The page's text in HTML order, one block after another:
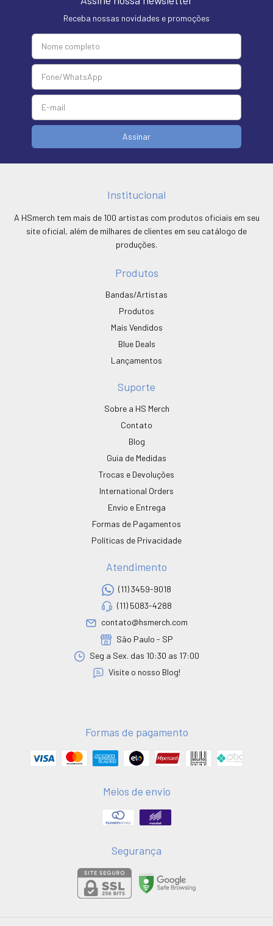
Receba nossas novidades e promoções
Institucional
A HSmerch tem mais de 100 artistas com produtos oficiais em seu
site oficial, além de milhares de clientes em seu catálogo de
produções.
Produtos
Bandas/Artistas
Produtos
Mais Vendidos
Blue Deals
Lançamentos
Suporte
Sobre a HS Merch
Contato
Blog
Guia de Medidas
Trocas e Devoluções
International Orders
Envio e Entrega
Formas de Pagamentos
Políticas de Privacidade
Atendimento
(11) 3459-9018
(11) 5083-4288
contato@hsmerch.com
São Paulo - SP
Seg a Sex. das 10:30 as 17:00
Visite o nosso Blog!
Formas de pagamento
Meios de envio
Segurança